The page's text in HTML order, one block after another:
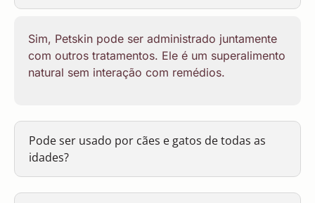
Sim, Petskin pode ser administrado juntamente
com outros tratamentos. Ele é um superalimento
natural sem interação com remédios.
Pode ser usado por cães e gatos de todas as
idades?